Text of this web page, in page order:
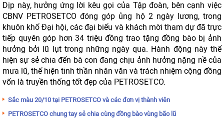
Dịp này, hưởng ứng lời kêu gọi của Tập đoàn, bên cạnh việc
CBNV PETROSETCO đóng góp ủng hộ 2 ngày lương, trong
khuôn khổ Đại hội, các đại biểu và khách mời tham dự đã trực
tiếp quyên góp hơn 34 triệu đồng trao tặng đồng bào bị ảnh
hưởng bởi lũ lụt trong những ngày qua. Hành động này thể
hiện sự sẻ chia đến bà con đang chịu ảnh hưởng nặng nề của
mưa lũ, thể hiện tinh thần nhân văn và trách nhiệm cộng đồng
vốn là truyền thống tốt đẹp của PETROSETCO.
Sắc màu 20/10 tại PETROSETCO và các đơn vị thành viên
PETROSETCO chung tay sẻ chia cùng đồng bào vùng bão lũ